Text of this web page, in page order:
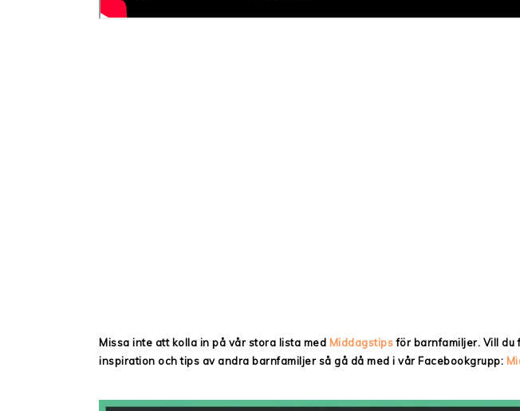
Missa inte att kolla in på vår stora lista med Middagstipsför barnfamiljer. Vill du
inspiration och tips av andra barnfamiljer så gå då med i vår Facebookgrupp: